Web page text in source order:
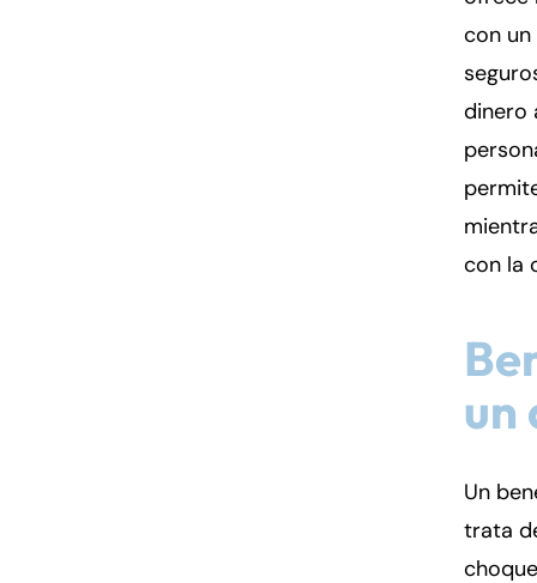
con un
dinero
con la
un
Un
trata